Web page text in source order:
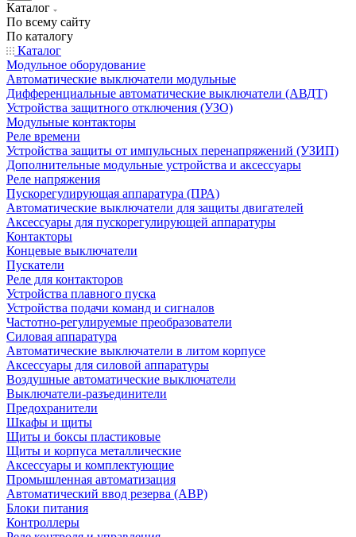
Каталог
По всему сайту
По каталогу
Каталог
Модульное оборудование
Автоматические выключатели модульные
Дифференциальные автоматические выключатели (АВДТ)
Устройства защитного отключения (УЗО)
Модульные контакторы
Реле времени
Устройства защиты от импульсных перенапряжений (УЗИП)
Дополнительные модульные устройства и аксессуары
Реле напряжения
Пускорегулирующая аппаратура (ПРА)
Автоматические выключатели для защиты двигателей
Аксессуары для пускорегулирующей аппаратуры
Контакторы
Концевые выключатели
Пускатели
Реле для контакторов
Устройства плавного пуска
Устройства подачи команд и сигналов
Частотно-регулируемые преобразователи
Силовая аппаратура
Автоматические выключатели в литом корпусе
Аксессуары для силовой аппаратуры
Воздушные автоматические выключатели
Выключатели-разъединители
Предохранители
Шкафы и щиты
Щиты и боксы пластиковые
Щиты и корпуса металлические
Аксессуары и комплектующие
Промышленная автоматизация
Автоматический ввод резерва (АВР)
Блоки питания
Контроллеры